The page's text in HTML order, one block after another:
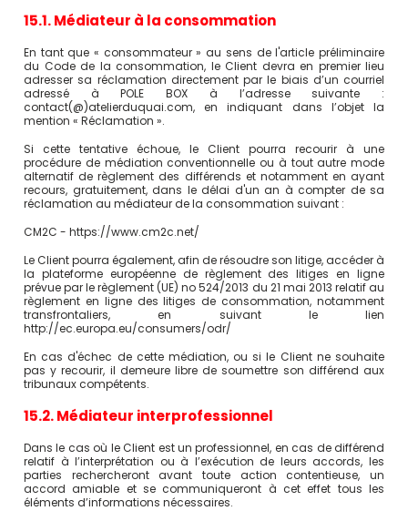
15.1. Médiateur à la consommation
En tant que « consommateur » au sens de l'article préliminaire
du Code de la consommation, le Client devra en premier lieu
adresser sa réclamation directement par le biais d’un courriel
adressé à POLE BOX à l’adresse suivante :
contact(@)atelierduquai.com, en indiquant dans l’objet la
mention « Réclamation ».
Si cette tentative échoue, le Client pourra recourir à une
procédure de médiation conventionnelle ou à tout autre mode
alternatif de règlement des différends et notamment en ayant
recours, gratuitement, dans le délai d'un an à compter de sa
réclamation au médiateur de la consommation suivant :
CM2C - https://www.cm2c.net/
Le Client pourra également, afin de résoudre son litige, accéder à
la plateforme européenne de règlement des litiges en ligne
prévue par le règlement (UE) no 524/2013 du 21 mai 2013 relatif au
règlement en ligne des litiges de consommation, notamment
transfrontaliers, en suivant le lien
http://ec.europa.eu/consumers/odr/
En cas d'échec de cette médiation, ou si le Client ne souhaite
pas y recourir, il demeure libre de soumettre son différend aux
tribunaux compétents.
15.2. Médiateur interprofessionnel
Dans le cas où le Client est un professionnel, en cas de différend
relatif à l’interprétation ou à l’exécution de leurs accords, les
parties rechercheront avant toute action contentieuse, un
accord amiable et se communiqueront à cet effet tous les
éléments d’informations nécessaires.